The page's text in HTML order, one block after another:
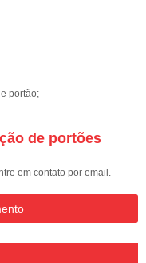
portão;
de portões
em contato por email.